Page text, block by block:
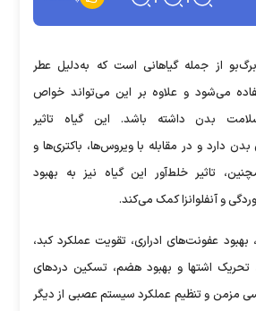
برگ‌بو از جمله گیاهانی است که به‌دلیل عطر
می‌شود و علاوه بر این می‌تواند خواص
بدن داشته ‌باشد. این گیاه تاثیر
دارد و در مقابله با ویروس‌ها، باکتری‌ها و
تاثیر خلط‌آور این گیاه نیز به بهبود
و آنفلوانزا کمک می‌کند.
عفونت‌های ادراری، تقویت عملکرد کبد،
تحریک اشتها و بهبود هضم، تسکین دردهای
مزمن و تنظیم عملکرد سیستم عصبی از دیگر